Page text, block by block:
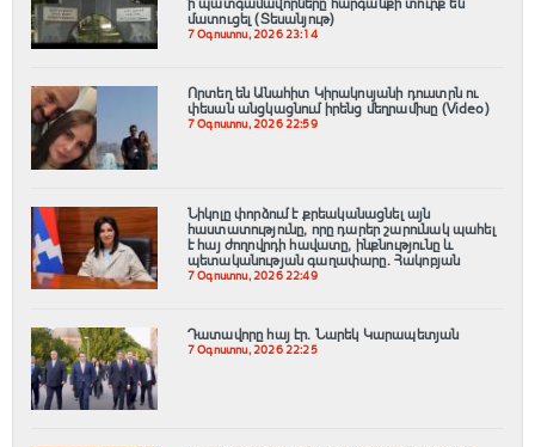
ի պատգամավորները հարգանքի տուրք են
մատուցել (Տեսանյութ)
7 Օգոստոս, 2026 23:14
Որտեղ են Անահիտ Կիրակոսյանի դուստրն ու
փեսան անցկացնում իրենց մեղրամիսը (Video)
7 Օգոստոս, 2026 22:59
Նիկոլը փորձում է քրեականացնել այն
հաստատությունը, որը դարեր շարունակ պահել
է հայ ժողովրդի հավատը, ինքնությունը և
պետականության գաղափարը. Հակոբյան
7 Օգոստոս, 2026 22:49
Դատավորը հայ էր․ Նարեկ Կարապետյան
7 Օգոստոս, 2026 22:25